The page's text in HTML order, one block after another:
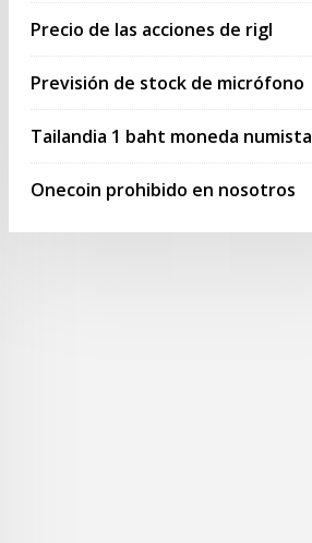
Precio de las acciones de rigl
Previsión de stock de micrófono
Tailandia 1 baht moneda numista
Onecoin prohibido en nosotros